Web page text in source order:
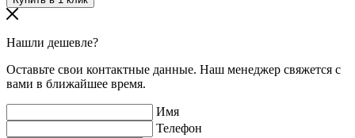
Нашли дешевле?
Оставьте свои контактные данные. Наш менеджер свяжется с
вами в ближайшее время.
Имя
Телефон